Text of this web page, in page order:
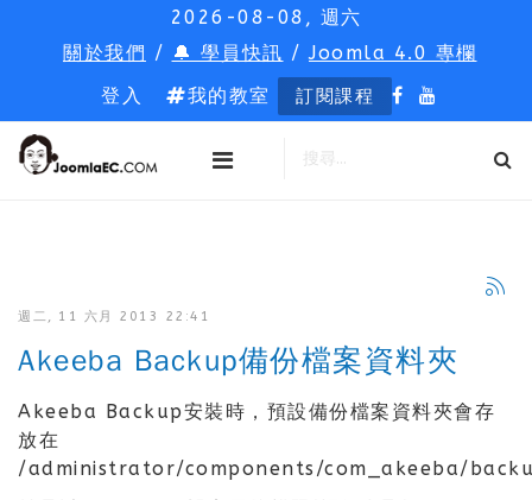
2026-08-08, 週六
關於我們 / 🔔 學員快訊 /Joomla 4.0 專欄
登入
我的教室 訂閱課程
週二, 11 六月 2013 22:41
Akeeba Backup備份檔案資料夾
Akeeba Backup安裝時，預設備份檔案資料夾會存
放在
/administrator/components/com_akeeba/